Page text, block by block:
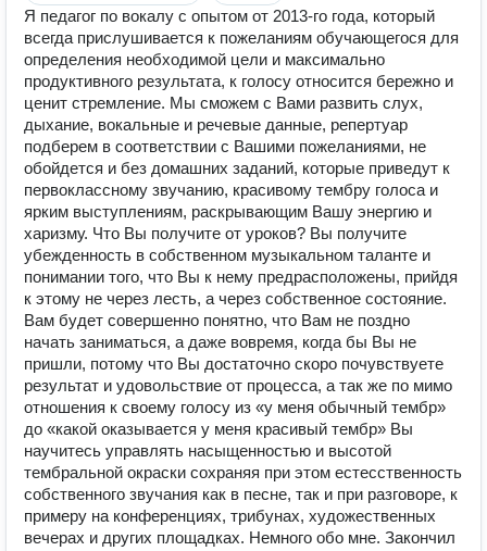
Я педагог по вокалу с опытом от 2013-го года, который
всегда прислушивается к пожеланиям обучающегося для
определения необходимой цели и максимально
продуктивного результата, к голосу относится бережно и
ценит стремление. Мы сможем с Вами развить слух,
дыхание, вокальные и речевые данные, репертуар
подберем в соответствии с Вашими пожеланиями, не
обойдется и без домашних заданий, которые приведут к
первоклассному звучанию, красивому тембру голоса и
ярким выступлениям, раскрывающим Вашу энергию и
харизму. Что Вы получите от уроков? Вы получите
убежденность в собственном музыкальном таланте и
понимании того, что Вы к нему предрасположены, прийдя
к этому не через лесть, а через собственное состояние.
Вам будет совершенно понятно, что Вам не поздно
начать заниматься, а даже вовремя, когда бы Вы не
пришли, потому что Вы достаточно скоро почувствуете
результат и удовольствие от процесса, а так же по мимо
отношения к своему голосу из «у меня обычный тембр»
до «какой оказывается у меня красивый тембр» Вы
научитесь управлять насыщенностью и высотой
тембральной окраски сохраняя при этом естесственность
собственного звучания как в песне, так и при разговоре, к
примеру на конференциях, трибунах, художественных
вечерах и других площадках. Немного обо мне. Закончил